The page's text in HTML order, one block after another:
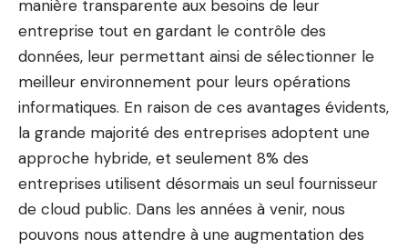
manière transparente aux besoins de leur
entreprise tout en gardant le contrôle des
données, leur permettant ainsi de sélectionner le
meilleur environnement pour leurs opérations
informatiques. En raison de ces avantages évidents,
la grande majorité des entreprises adoptent une
approche hybride, et seulement 8% des
entreprises utilisent désormais un seul fournisseur
de cloud public. Dans les années à venir, nous
pouvons nous attendre à une augmentation des